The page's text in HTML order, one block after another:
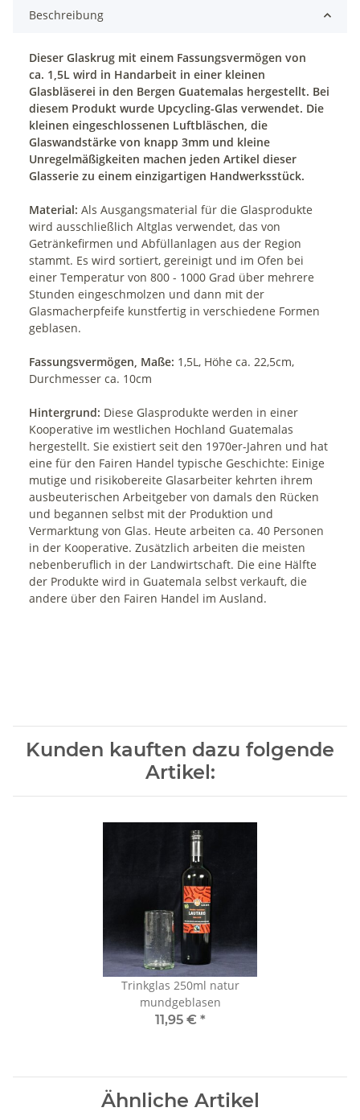
Beschreibung
Dieser Glaskrug mit einem Fassungsvermögen von
ca. 1,5L wird in Handarbeit in einer kleinen
Glasbläserei in den Bergen Guatemalas hergestellt. Bei
diesem Produkt wurde Upcycling-Glas verwendet. Die
kleinen eingeschlossenen Luftbläschen, die
Glaswandstärke von knapp 3mm und kleine
Unregelmäßigkeiten machen jeden Artikel dieser
Glasserie zu einem einzigartigen Handwerksstück.
Material: Als Ausgangsmaterial für die Glasprodukte
wird ausschließlich Altglas verwendet, das von
Getränkefirmen und Abfüllanlagen aus der Region
stammt. Es wird sortiert, gereinigt und im Ofen bei
einer Temperatur von 800 - 1000 Grad über mehrere
Stunden eingeschmolzen und dann mit der
Glasmacherpfeife kunstfertig in verschiedene Formen
geblasen.
Fassungsvermögen, Maße: 1,5L, Höhe ca. 22,5cm,
Durchmesser ca. 10cm
Hintergrund: Diese Glasprodukte werden in einer
Kooperative im westlichen Hochland Guatemalas
hergestellt. Sie existiert seit den 1970er-Jahren und hat
eine für den Fairen Handel typische Geschichte: Einige
mutige und risikobereite Glasarbeiter kehrten ihrem
ausbeuterischen Arbeitgeber von damals den Rücken
und begannen selbst mit der Produktion und
Vermarktung von Glas. Heute arbeiten ca. 40 Personen
in der Kooperative. Zusätzlich arbeiten die meisten
nebenberuflich in der Landwirtschaft. Die eine Hälfte
der Produkte wird in Guatemala selbst verkauft, die
andere über den Fairen Handel im Ausland.
Kunden kauften dazu folgende
Artikel:
Trinkglas 250ml natur
mundgeblasen
11,95 € *
Ähnliche Artikel